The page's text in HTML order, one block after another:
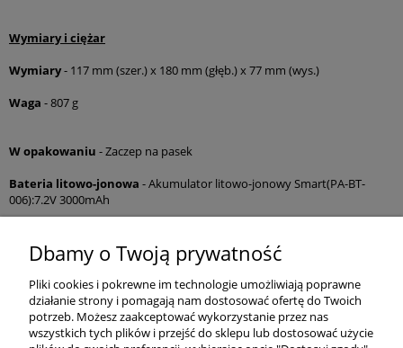
Wymiary i ciężar
Wymiary- 117 mm (szer.) x 180 mm (głęb.) x 77 mm (wys.)
Waga - 807 g
W opakowaniu - Zaczep na pasek
Bateria litowo-jonowa - Akumulator litowo-jonowy Smart(PA-BT-
006):7.2V 3000mAh
Systemy operacyjne i oprogramowanie- Android v6 lub nowszy, iOS,
Windows, Server 2012, Server 2012R2, Sever 2016, Server 2019, Windows
7, Windows 8.1, Windows 10
POMOC
Dbamy o Twoją prywatność
Pliki cookies i pokrewne im technologie umożliwiają poprawne
działanie strony i pomagają nam dostosować ofertę do Twoich
potrzeb. Możesz zaakceptować wykorzystanie przez nas
wszystkich tych plików i przejść do sklepu lub dostosować użycie